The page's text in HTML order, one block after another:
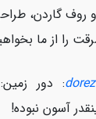
روف گاردن،
را از ما
: دور
آسون نبوده!